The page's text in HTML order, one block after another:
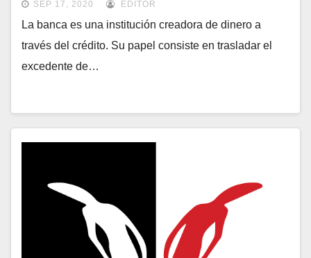
SEP 17, 2020 EDITOR
La banca es una institución creadora de dinero a
través del crédito. Su papel consiste en trasladar el
excedente de…